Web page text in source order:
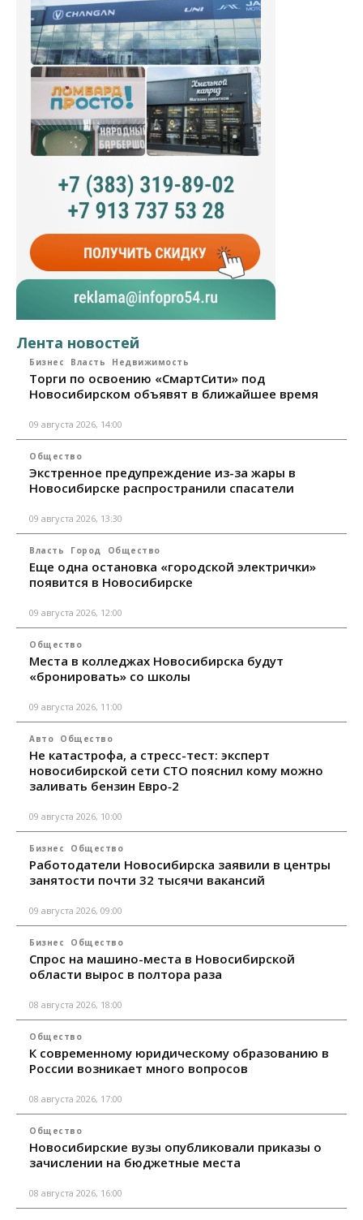
Лента новостей
Бизнес Власть Недвижимость
Торги по освоению «СмартСити» под
Новосибирском объявят в ближайшее время
09 августа 2026, 14:00
Общество
Экстренное предупреждение из-за жары в
Новосибирске распространили спасатели
09 августа 2026, 13:30
Власть Город Общество
Еще одна остановка «городской электрички»
появится в Новосибирске
09 августа 2026, 12:00
Общество
Места в колледжах Новосибирска будут
«бронировать» со школы
09 августа 2026, 11:00
Авто Общество
Не катастрофа, а стресс-тест: эксперт
новосибирской сети СТО пояснил кому можно
заливать бензин Евро‑2
09 августа 2026, 10:00
Бизнес Общество
Работодатели Новосибирска заявили в центры
занятости почти 32 тысячи вакансий
09 августа 2026, 09:00
Бизнес Общество
Спрос на машино-места в Новосибирской
области вырос в полтора раза
08 августа 2026, 18:00
Общество
К современному юридическому образованию в
России возникает много вопросов
08 августа 2026, 17:00
Общество
Новосибирские вузы опубликовали приказы о
зачислении на бюджетные места
08 августа 2026, 16:00